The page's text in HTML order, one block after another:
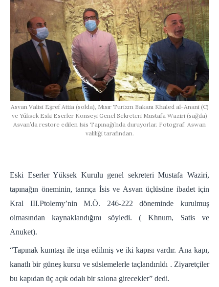
Asvan Valisi Eşref Attia (solda), Mısır Turizm Bakanı Khaled al-Anani (C)
ve Yüksek Eski Eserler Konseyi Genel Sekreteri Mustafa Waziri (sağda)
Asvan’da restore edilen Isis Tapınağı’nda duruyorlar. Fotograf: Aswan
valiliği tarafından.
Eski Eserler Yüksek Kurulu genel sekreteri Mustafa Waziri,
tapınağın öneminin, tanrıça İsis ve Asvan üçlüsüne ibadet için
Kral III.Ptolemy’nin M.Ö. 246-222 döneminde kurulmuş
olmasından kaynaklandığını söyledi. ( Khnum, Satis ve
Anuket).
“Tapınak kumtaşı ile inşa edilmiş ve iki kapısı vardır. Ana kapı,
kanatlı bir güneş kursu ve süslemelerle taçlandırıldı . Ziyaretçiler
bu kapıdan üç açık odalı bir salona girecekler” dedi.